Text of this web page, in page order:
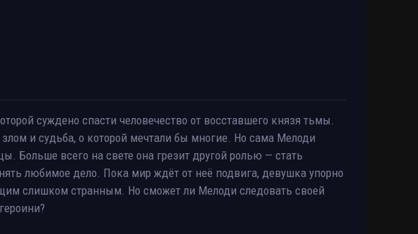
суждено спасти человечество от восставшего князя тьмы.
и судьба, о которой мечтали бы многие. Но сама Мелоди
Больше всего на свете она грезит другой ролью — стать
любимое дело. Пока мир ждёт от неё подвига, девушка упорно
слишком странным. Но сможет ли Мелоди следовать своей